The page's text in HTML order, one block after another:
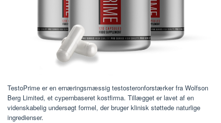
TestoPrime er en ernæringsmæssig testosteronforstærker fra Wolfson
Berg Limited, et cypernbaseret kostfirma. Tillægget er lavet af en
videnskabelig undersøgt formel, der bruger klinisk støttede naturlige
ingredienser.